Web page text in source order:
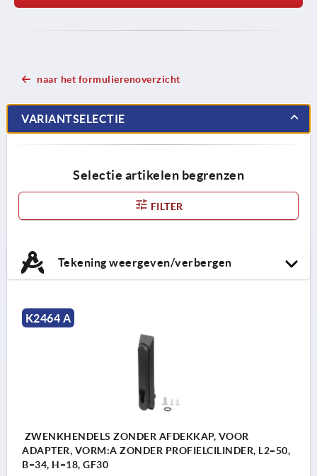
naar het formulierenoverzicht
VARIANTSELECTIE
Selectie artikelen begrenzen
FILTER
Tekening weergeven/verbergen
K2464 A
ZWENKHENDELS ZONDER AFDEKKAP, VOOR
ADAPTER, VORM:A ZONDER PROFIELCILINDER, L2=50,
B=34, H=18, GF30